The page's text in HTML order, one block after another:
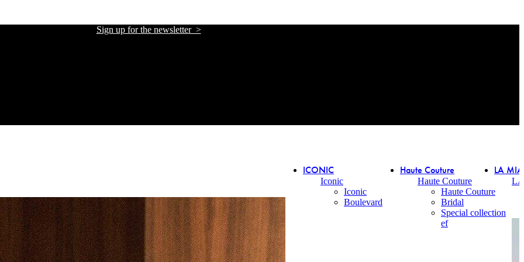
Sign up for the newsletter >
ICONIC
Iconic
Iconic
Boulevard
Haute Couture
Haute Couture
Haute Couture
Bridal
Special collection
ef
LA